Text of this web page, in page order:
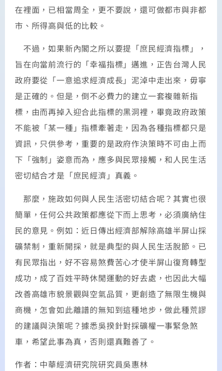
在裡面，已相當周全，更不要說，還可做都市與非都
市、所得高與低的比較。
不過，如果新內閣之所以要提「庶民經濟指標」，
旨在向當前流行的「幸福指標」邁進，正告台灣人民
政府要從「一意追求經濟成長」泥淖中走出來，毋寧
是正確的。但是，倒不必費力的建立一套複雜新指
標，由而再掉入迎合此指標的黑洞裡，畢竟政府政策
不能被「某一種」指標牽著走，因為各種指標都只是
資訊，只供參考，重要的是政府作決策時不可由上而
下「強制」姿意而為，應多與民眾接觸，和人民生活
密切結合才是「庶民經濟」真義。
那麼，施政如何與人民生活密切結合呢？其實也很
簡單，任何公共政策都應從下而上思考，必須廣納住
民的意見。例如：近日傳出經濟部解除高雄半屏山採
礦禁制，重新開採，就是典型的與人民生活脫節。已
有民眾指出，好不容易煞費苦心才使半屏山復育轉型
成功，成了百姓平時休閒運動的好去處，也因此大幅
改善高雄市貌景觀與空氣品質，更創造了無限生機與
商機，怎會如此離譜的無知到這種地步，做此種荒謬
的建議與決策呢？據悉吳揆針對採礦權一事緊急煞
車，希望此事為真，否則還真難善了。
作者：中華經濟研究院研究員吳惠林